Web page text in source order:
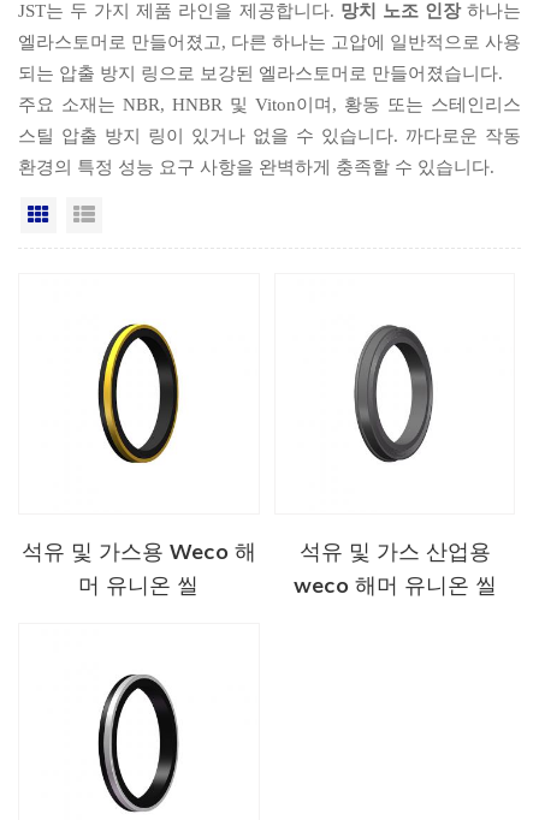
JST는 두 가지 제품 라인을 제공합니다. 망치 노조 인장하나는
엘라스토머로 만들어졌고, 다른 하나는 고압에 일반적으로 사용
되는 압출 방지 링으로 보강된 엘라스토머로 만들어졌습니다.
주요 소재는 NBR, HNBR 및 Viton이며, 황동 또는 스테인리스
스틸 압출 방지 링이 있거나 없을 수 있습니다. 까다로운 작동
환경의 특정 성능 요구 사항을 완벽하게 충족할 수 있습니다.
격자보기
석유 및 가스용 Weco 해
머 유니온 씰
석유 및 가스 산업용
weco 해머 유니온 씰